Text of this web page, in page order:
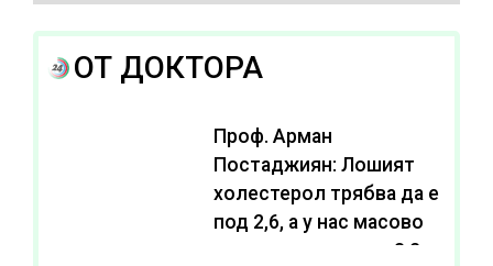
ОТ ДОКТОРА
Проф. Арман
Постаджиян: Лошият
холестерол трябва да е
под 2,6, а у нас масово
се живее с нива от 3,2